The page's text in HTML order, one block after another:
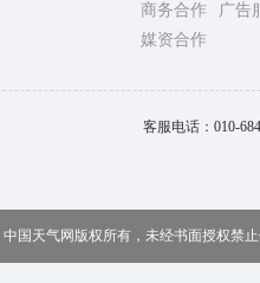
商务合作
广告
媒资合作
客服电话： 010-
中国天气网版权所有，未经书面授权